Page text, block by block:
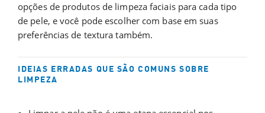
opções de produtos de limpeza faciais para cada tipo
de pele, e você pode escolher com base em suas
preferências de textura também.
IDEIAS ERRADAS QUE SÃO COMUNS SOBRE
LIMPEZA